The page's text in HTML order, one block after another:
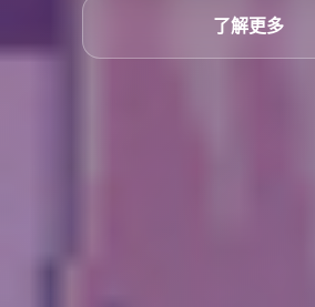
了解更多